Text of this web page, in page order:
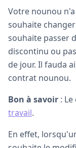
Votre nounou
souhaite
souhaite passer
discontinu ou
de jour. Il fauda
contrat nounou.
Bon à savoir :
travail.
En effet,